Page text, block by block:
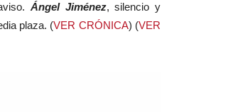
Ángel Jiménez, silencio y
plaza. (VER CRÓNICA) (VER